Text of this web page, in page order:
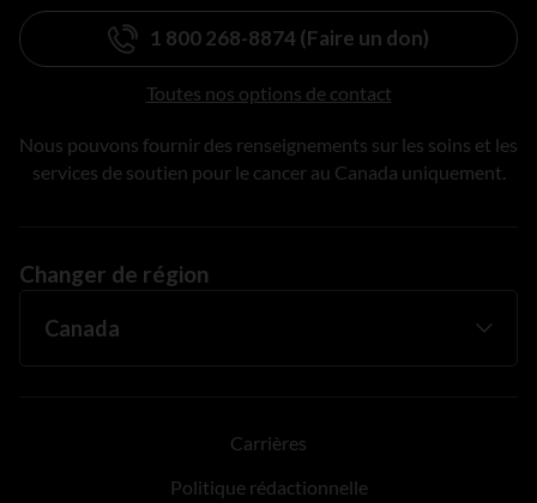
1 800 268-8874 (Faire un don)
Toutes nos options de contact
Nous pouvons fournir des renseignements sur les soins et les
services de soutien pour le cancer au Canada uniquement.
Changer de région
Carrières
Politique rédactionnelle